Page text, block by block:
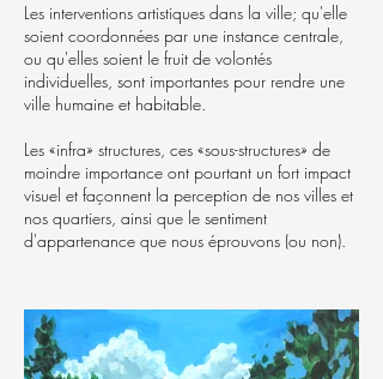
Les interventions artistiques dans la ville; qu'elle
soient coordonnées par une instance centrale,
ou qu'elles soient le fruit de volontés
individuelles, sont importantes pour rendre une
ville humaine et habitable.
Les «infra» structures, ces «sous-structures» de
moindre importance ont pourtant un fort impact
visuel et façonnent la perception de nos villes et
nos quartiers, ainsi que le sentiment
d'appartenance que nous éprouvons (ou non).